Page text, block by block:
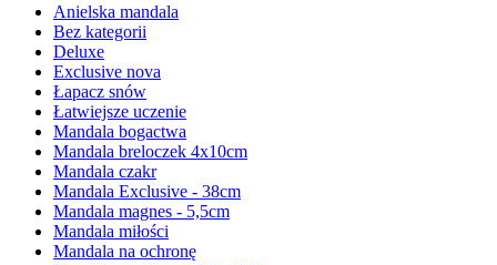
Anielska mandala
Bez kategorii
Deluxe
Exclusive nova
Łapacz snów
Łatwiejsze uczenie
Mandala bogactwa
Mandala breloczek 4x10cm
Mandala czakr
Mandala Exclusive - 38cm
Mandala magnes - 5,5cm
Mandala miłości
Mandala na ochronę